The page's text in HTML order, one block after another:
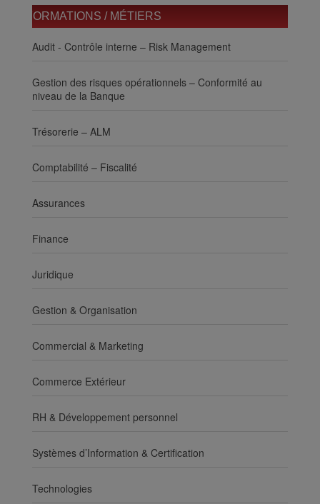
FORMATIONS / MÉTIERS
Audit - Contrôle interne – Risk Management
Gestion des risques opérationnels – Conformité au
niveau de la Banque
Trésorerie – ALM
Comptabilité – Fiscalité
Assurances
Finance
Juridique
Gestion & Organisation
Commercial & Marketing
Commerce Extérieur
RH & Développement personnel
Systèmes d’Information & Certification
Technologies